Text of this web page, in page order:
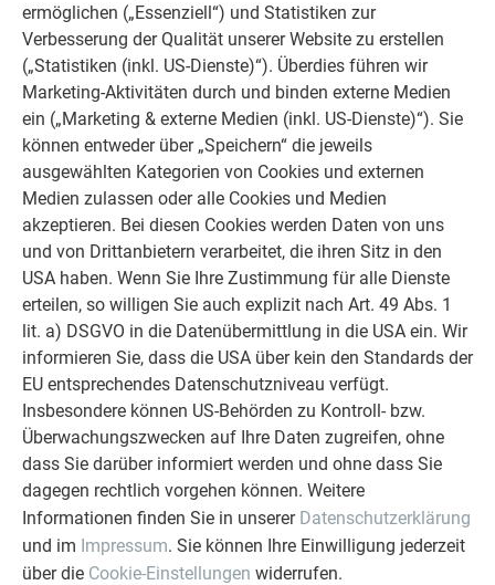
ermöglichen („Essenziell“) und Statistiken zur
Verbesserung der Qualität unserer Website zu erstellen
(„Statistiken (inkl. US-Dienste)“). Überdies führen wir
Marketing-Aktivitäten durch und binden externe Medien
ein („Marketing & externe Medien (inkl. US-Dienste)“). Sie
können entweder über „Speichern“ die jeweils
ausgewählten Kategorien von Cookies und externen
Medien zulassen oder alle Cookies und Medien
akzeptieren. Bei diesen Cookies werden Daten von uns
und von Drittanbietern verarbeitet, die ihren Sitz in den
USA haben. Wenn Sie Ihre Zustimmung für alle Dienste
erteilen, so willigen Sie auch explizit nach Art. 49 Abs. 1
lit. a) DSGVO in die Datenübermittlung in die USA ein. Wir
informieren Sie, dass die USA über kein den Standards der
EU entsprechendes Datenschutzniveau verfügt.
Insbesondere können US-Behörden zu Kontroll- bzw.
Überwachungszwecken auf Ihre Daten zugreifen, ohne
dass Sie darüber informiert werden und ohne dass Sie
dagegen rechtlich vorgehen können. Weitere
Informationen finden Sie in unserer Datenschutzerklärung
und im Impressum. Sie können Ihre Einwilligung jederzeit
über die Cookie-Einstellungen widerrufen.
Charakterstarke Fassaden
Innovative und individuelle Möglichkeiten beim Gestalten der
Fassadenverkleidung bietet der Baustoff Aluminium. Hier
finden Sie weitere Informationen zu Aluminiumfassaden!
MEHR BEEINDRUCKENDE FASSADEN ERLEBEN
PREFA SOLAR – DAS DACH DER ZUKUNFT